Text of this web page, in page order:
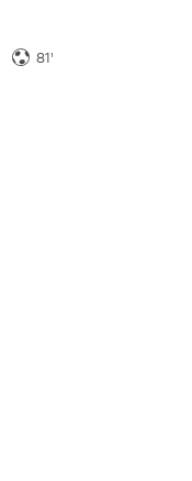
46. minute
81'